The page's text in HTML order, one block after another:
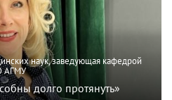
наук, заведующая кафедрой
АГМУ
долго протянуть»